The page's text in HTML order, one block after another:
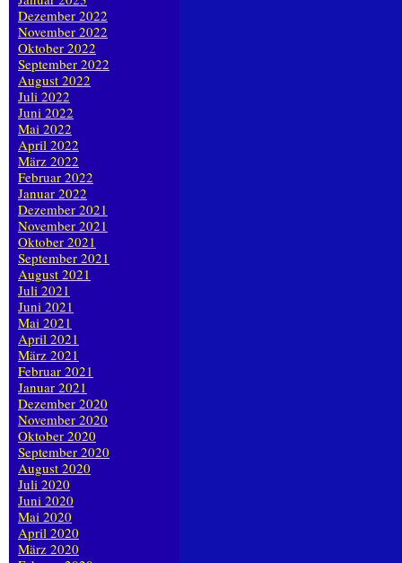
Dezember 2022
November 2022
Oktober 2022
September 2022
August 2022
Juli 2022
Juni 2022
Mai 2022
April 2022
März 2022
Februar 2022
Januar 2022
Dezember 2021
November 2021
Oktober 2021
September 2021
August 2021
Juli 2021
Juni 2021
Mai 2021
April 2021
März 2021
Februar 2021
Januar 2021
Dezember 2020
November 2020
Oktober 2020
September 2020
August 2020
Juli 2020
Juni 2020
Mai 2020
April 2020
März 2020